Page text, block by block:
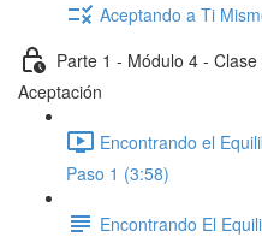
Aceptando a Ti
Parte 1 - Módulo 4 -
Aceptación
Encontrando el
Paso 1 (3:58)
Encontrando El